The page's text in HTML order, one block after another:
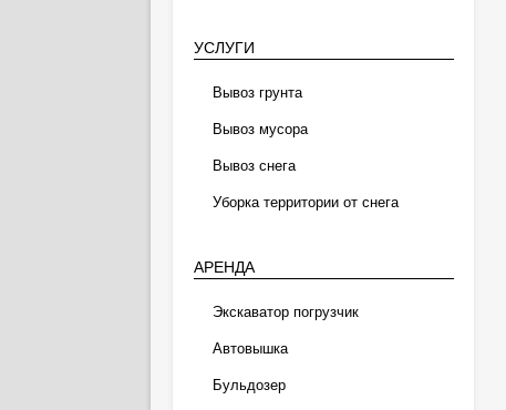
УСЛУГИ
Вывоз грунта
Вывоз мусора
Вывоз снега
Уборка территории от снега
АРЕНДА
Экскаватор погрузчик
Автовышка
Бульдозер